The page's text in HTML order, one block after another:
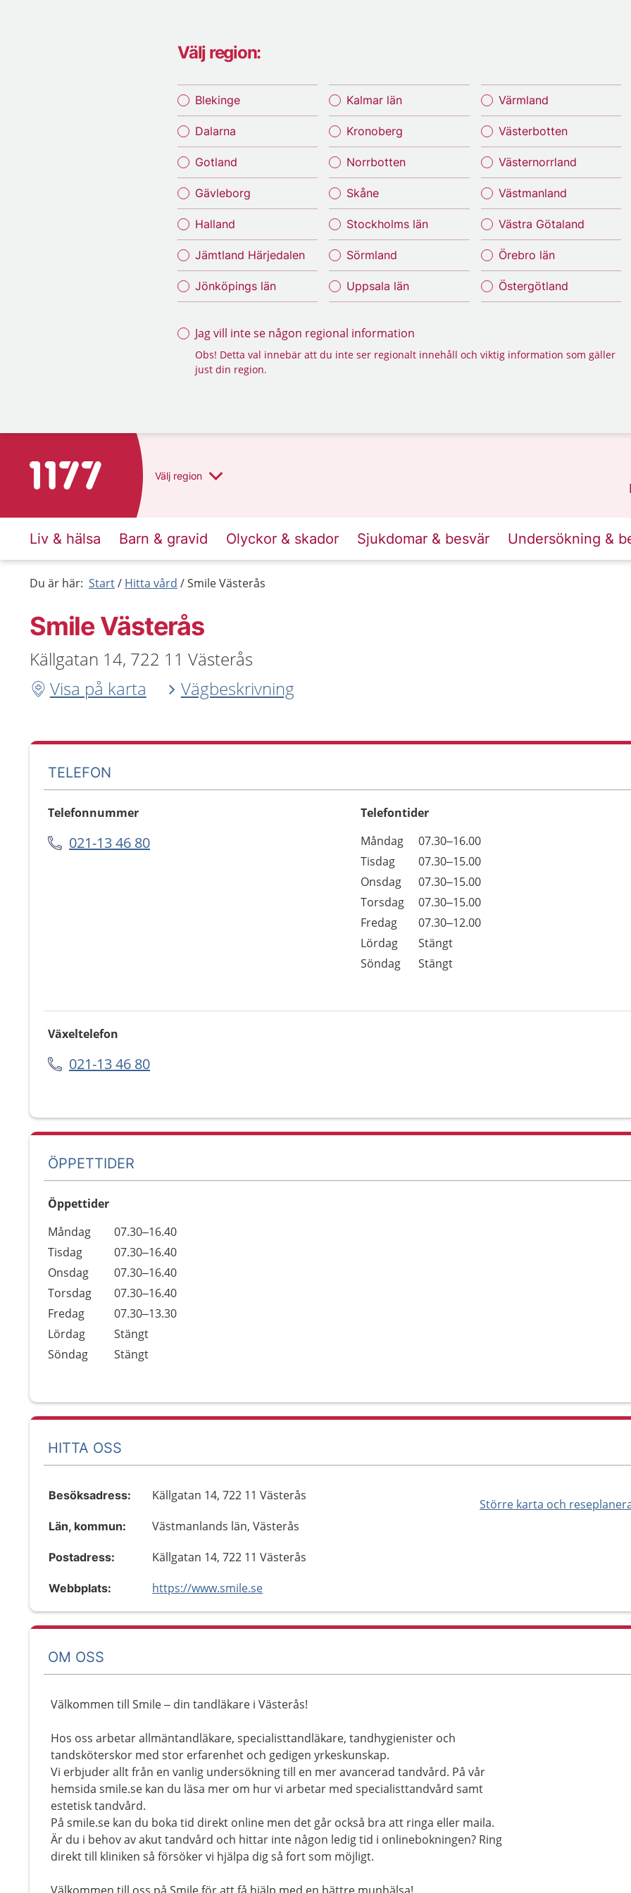
Välj region:
Blekinge
Dalarna
Gotland
Gävleborg
Halland
Jämtland Härjedalen
Jönköpings län
Kalmar län
Kronoberg
Norrbotten
Skåne
Stockholms län
Sörmland
Uppsala län
Värmland
Västerbotten
Västernorrland
Västmanland
Västra Götaland
Örebro län
Östergötland
Jag vill inte se någon regional information
Obs! Detta val innebär att du inte ser regionalt innehåll och viktig information som gäller
just din region.
Till startsidan för 1177 Välj region
Liv & hälsa Barn & gravid Olyckor & skador Sjukdomar & besvär Undersökning &
Du är här: Start Hitta vård Smile Västerås
Smile Västerås
Källgatan 14, 722 11 Västerås
Visa på karta
Vägbeskrivning
TELEFON
Telefonnummer
021-13 46 80
Telefontider
Dag
Öppettider
Kommentarer
Måndag
07.30–16.00
Tisdag
07.30–15.00
Onsdag
07.30–15.00
Torsdag
07.30–15.00
Fredag
07.30–12.00
Lördag
Stängt
Söndag
Stängt
Växeltelefon
021-13 46 80
ÖPPETTIDER
Öppettider
Dag
Öppettider
Kommentarer
Måndag
07.30–16.40
Tisdag
07.30–16.40
Onsdag
07.30–16.40
Torsdag
07.30–16.40
Fredag
07.30–13.30
Lördag
Stängt
Söndag
Stängt
HITTA OSS
Större karta och
Besöksadress: Källgatan 14, 722 11 Västerås
Län, kommun: Västmanlands län, Västerås
Postadress: Källgatan 14, 722 11 Västerås
Webbplats: https://www.smile.se
OM OSS
Välkommen till Smile – din tandläkare i Västerås!
Hos oss arbetar allmäntandläkare, specialisttandläkare, tandhygienister och
tandsköterskor med stor erfarenhet och gedigen yrkeskunskap.
Vi erbjuder allt från en vanlig undersökning till en mer avancerad tandvård. På vår
hemsida smile.se kan du läsa mer om hur vi arbetar med specialisttandvård samt
estetisk tandvård.
På smile.se kan du boka tid direkt online men det går också bra att ringa eller maila.
Är du i behov av akut tandvård och hittar inte någon ledig tid i onlinebokningen? Ring
direkt till kliniken så försöker vi hjälpa dig så fort som möjligt.